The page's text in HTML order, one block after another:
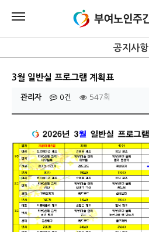
공지사항
3월 일반실 프로그램 계획표
관리자 0건 547회